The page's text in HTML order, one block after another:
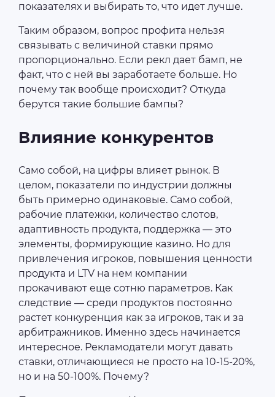
показателях и выбирать то, что идет лучше.
Таким образом, вопрос профита нельзя
связывать с величиной ставки прямо
пропорционально. Если рекл дает бамп, не
факт, что с ней вы заработаете больше. Но
почему так вообще происходит? Откуда
берутся такие большие бампы?
Влияние конкурентов
Само собой, на цифры влияет рынок. В
целом, показатели по индустрии должны
быть примерно одинаковые. Само собой,
рабочие платежки, количество слотов,
адаптивность продукта, поддержка — это
элементы, формирующие казино. Но для
привлечения игроков, повышения ценности
продукта и LTV на нем компании
прокачивают еще сотню параметров. Как
следствие — среди продуктов постоянно
растет конкуренция как за игроков, так и за
арбитражников. Именно здесь начинается
интересное. Рекламодатели могут давать
ставки, отличающиеся не просто на 10-15-20%,
но и на 50-100%. Почему?